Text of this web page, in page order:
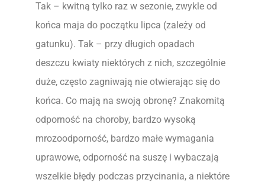
Tak – kwitną tylko raz w sezonie, zwykle od
końca maja do początku lipca (zależy od
gatunku). Tak – przy długich opadach
deszczu kwiaty niektórych z nich, szczególnie
duże, często zagniwają nie otwierając się do
końca. Co mają na swoją obronę? Znakomitą
odporność na choroby, bardzo wysoką
mrozoodporność, bardzo małe wymagania
uprawowe, odporność na suszę i wybaczają
wszelkie błędy podczas przycinania, a niektóre